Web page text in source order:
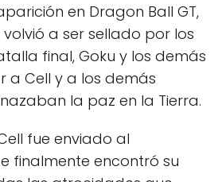
en Dragon Ball GT,
a ser sellado por los
final, Goku y los demás
a Cell y a los demás
la paz en la Tierra.
fue enviado al
finalmente encontró su